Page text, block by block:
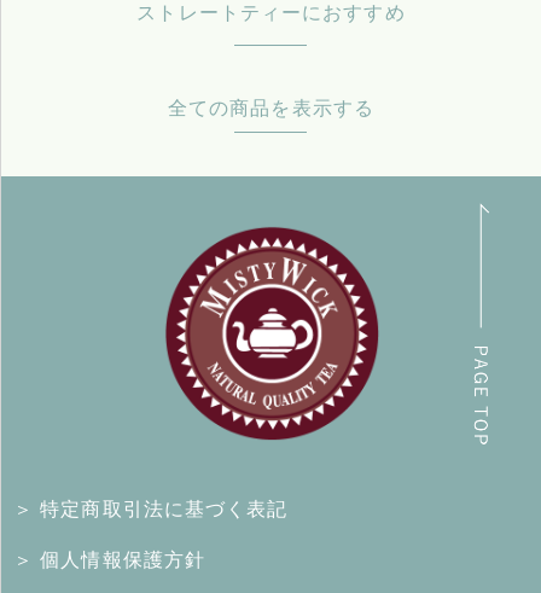
ストレートティーにおすすめ
全ての商品を表示する
＞ 特定商取引法に基づく表記
＞ 個人情報保護方針